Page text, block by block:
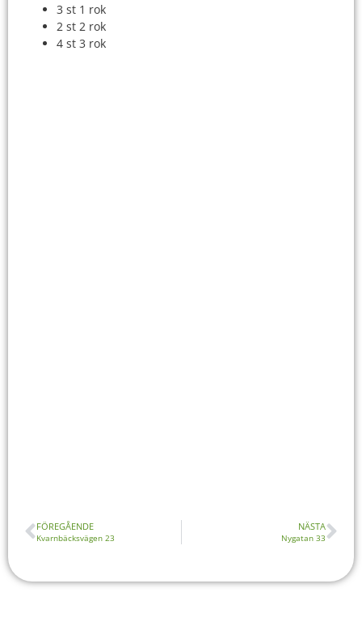
3 st 1 rok
2 st 2 rok
4 st 3 rok
FÖREGÅENDE
Kvarnbäcksvägen 23
NÄSTA
Nygatan 33